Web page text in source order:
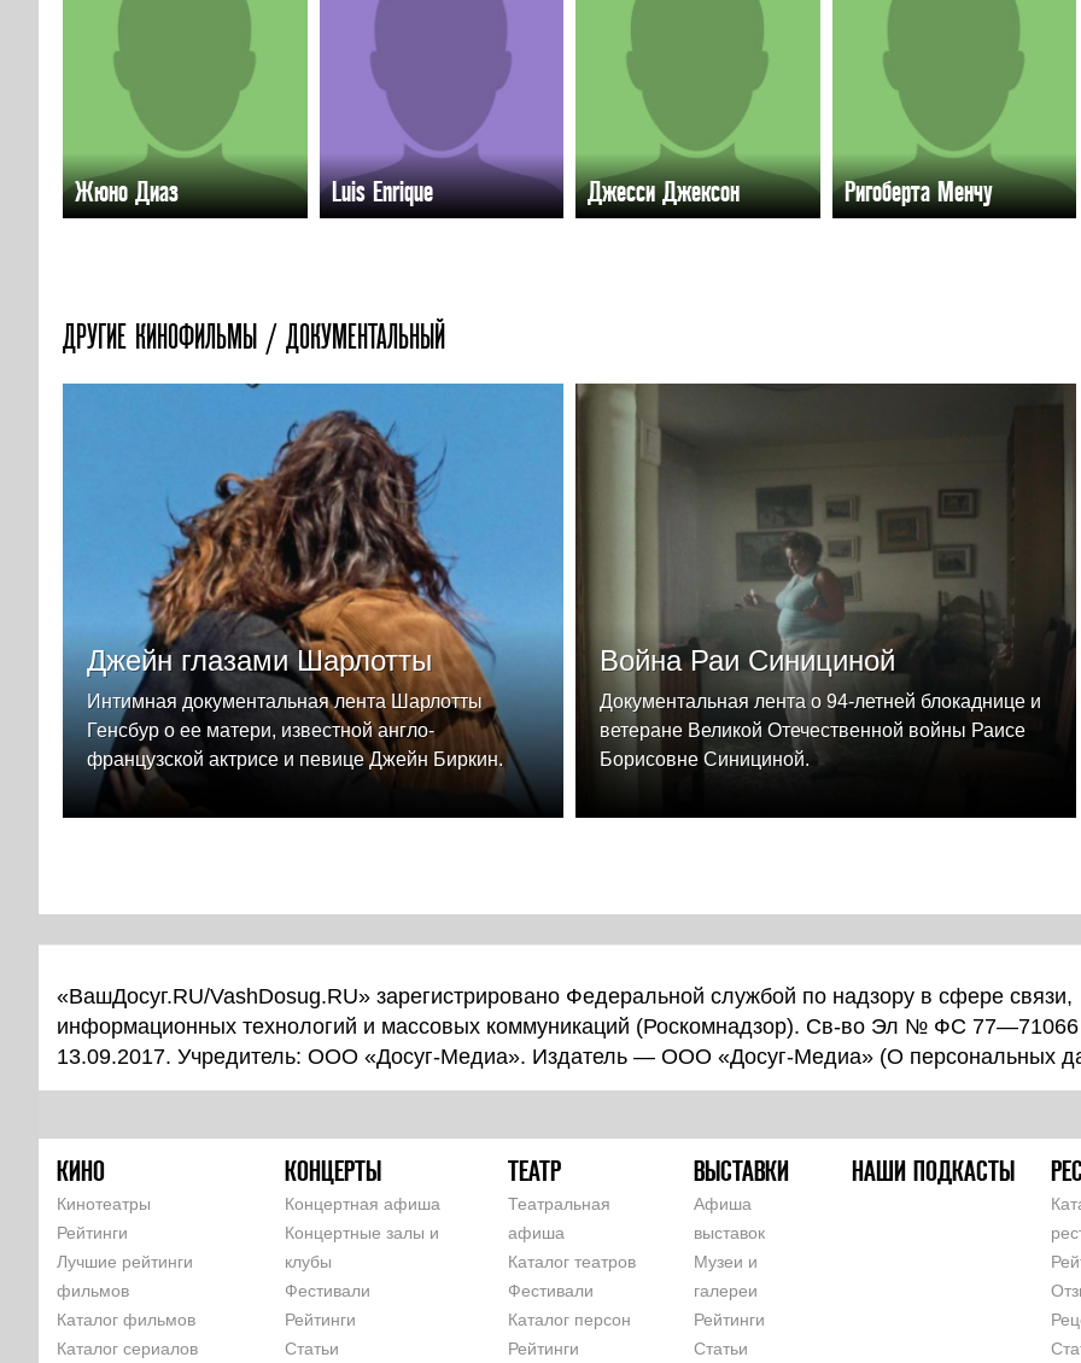
Жюно Диаз Luis Enrique Джесси Джексон Ригоберта Менчу
ДРУГИЕ КИНОФИЛЬМЫ / ДОКУМЕНТАЛЬНЫЙ
Джейн глазами Шарлотты
Интимная документальная лента Шарлотты
Генсбур о ее матери, известной англо-
французской актрисе и певице Джейн Биркин.
Война Раи Синициной
Документальная лента о 94-летней блокаднице и
ветеране Великой Отечественной войны Раисе
Борисовне Синициной.
«ВашДосуг.RU/VashDosug.RU» зарегистрировано Федеральной службой по надзору в сфере связи,
информационных технологий и массовых коммуникаций (Роскомнадзор). Св-во Эл № ФС 77—71066
13.09.2017. Учредитель: ООО «Досуг-Медиа». Издатель — ООО «Досуг-Медиа» (О персональных
КИНО
Кинотеатры
Рейтинги
Лучшие рейтинги
фильмов
Каталог фильмов
Каталог сериалов
КОНЦЕРТЫ
Концертная афиша
Концертные залы и
клубы
Фестивали
Рейтинги
Статьи
ТЕАТР
Театральная
афиша
Каталог театров
Фестивали
Каталог персон
Рейтинги
ВЫСТАВКИ
Афиша
выставок
Музеи и
галереи
Рейтинги
Статьи
НАШИ ПОДКАСТЫ